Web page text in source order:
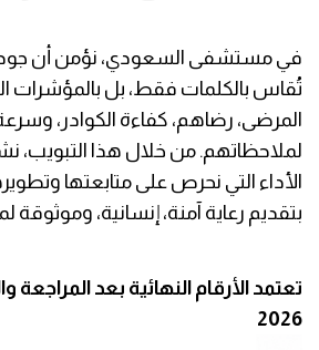
في مستشفى السعودي، نؤمن أن جودة
تُقاس بالكلمات فقط، بل
المرضى، رضاهم، كفاءة الكوادر،
لملاحظاتهم. من خلال هذا التبويب،
الأداء التي نحرص على متابعتها
بتقديم رعاية آمنة، إنسانية، وموثوقة
تعتمد الأرقام النهائية بعد المراجعة
2026